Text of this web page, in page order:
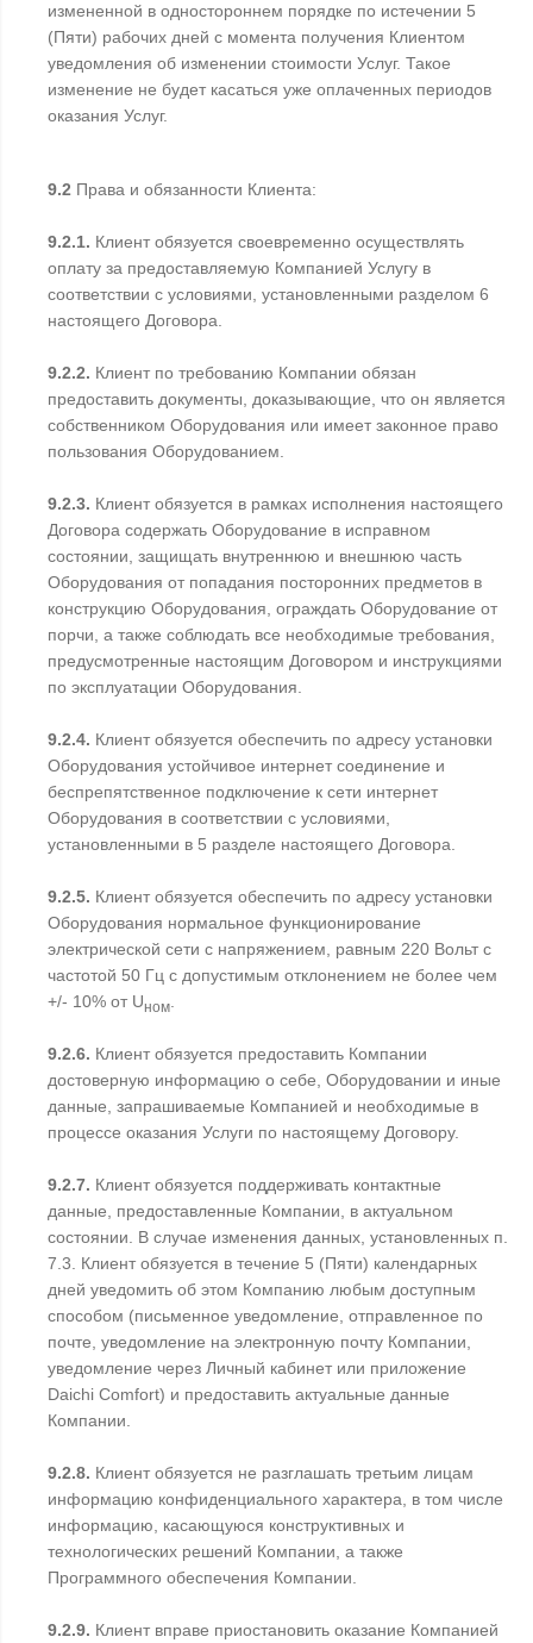
измененной в одностороннем порядке по истечении 5
(Пяти) рабочих дней с момента получения Клиентом
уведомления об изменении стоимости Услуг. Такое
изменение не будет касаться уже оплаченных периодов
оказания Услуг.
9.2 Права и обязанности Клиента:
9.2.1. Клиент обязуется своевременно осуществлять
оплату за предоставляемую Компанией Услугу в
соответствии с условиями, установленными разделом 6
настоящего Договора.
9.2.2. Клиент по требованию Компании обязан
предоставить документы, доказывающие, что он является
собственником Оборудования или имеет законное право
пользования Оборудованием.
9.2.3. Клиент обязуется в рамках исполнения настоящего
Договора содержать Оборудование в исправном
состоянии, защищать внутреннюю и внешнюю часть
Оборудования от попадания посторонних предметов в
конструкцию Оборудования, ограждать Оборудование от
порчи, а также соблюдать все необходимые требования,
предусмотренные настоящим Договором и инструкциями
по эксплуатации Оборудования.
9.2.4. Клиент обязуется обеспечить по адресу установки
Оборудования устойчивое интернет соединение и
беспрепятственное подключение к сети интернет
Оборудования в соответствии с условиями,
установленными в 5 разделе настоящего Договора.
9.2.5. Клиент обязуется обеспечить по адресу установки
Оборудования нормальное функционирование
электрической сети с напряжением, равным 220 Вольт с
частотой 50 Гц с допустимым отклонением не более чем
+/- 10% от Uном
9.2.6. Клиент обязуется предоставить Компании
достоверную информацию о себе, Оборудовании и иные
данные, запрашиваемые Компанией и необходимые в
процессе оказания Услуги по настоящему Договору.
9.2.7. Клиент обязуется поддерживать контактные
данные, предоставленные Компании, в актуальном
состоянии. В случае изменения данных, установленных п.
7.3. Клиент обязуется в течение 5 (Пяти) календарных
дней уведомить об этом Компанию любым доступным
способом (письменное уведомление, отправленное по
почте, уведомление на электронную почту Компании,
уведомление через Личный кабинет или приложение
Daichi Comfort) и предоставить актуальные данные
Компании.
9.2.8. Клиент обязуется не разглашать третьим лицам
информацию конфиденциального характера, в том числе
информацию, касающуюся конструктивных и
технологических решений Компании, а также
Программного обеспечения Компании.
9.2.9. Клиент вправе приостановить оказание Компанией